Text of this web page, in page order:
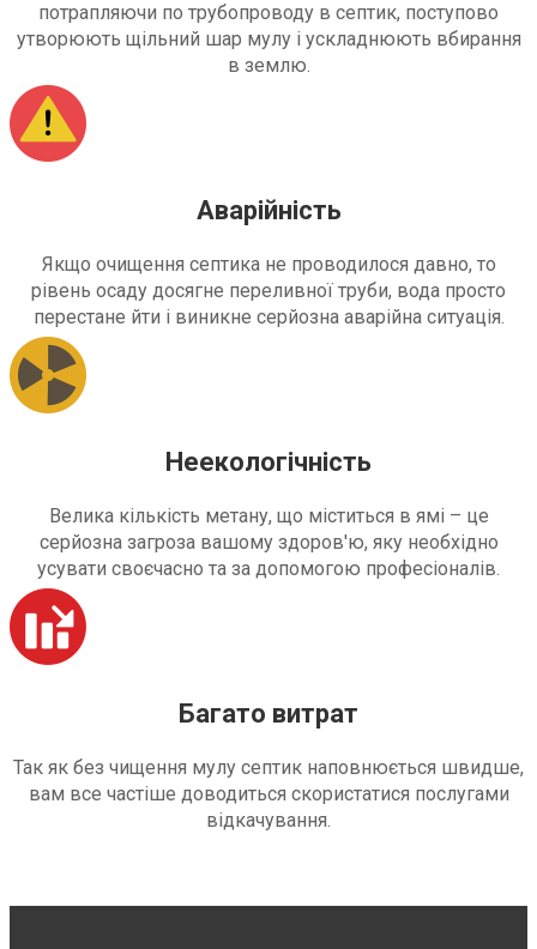
потрапляючи по трубопроводу в септик, поступово
утворюють щільний шар мулу і ускладнюють вбирання
в землю.
Аварійність
Якщо очищення септика не проводилося давно, то
рівень осаду досягне переливної труби, вода просто
перестане йти і виникне серйозна аварійна ситуація.
Неекологічність
Велика кількість метану, що міститься в ямі – це
серйозна загроза вашому здоров'ю, яку необхідно
усувати своєчасно та за допомогою професіоналів.
Багато витрат
Так як без чищення мулу септик наповнюється швидше,
вам все частіше доводиться скористатися послугами
відкачування.